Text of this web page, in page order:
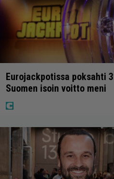
Eurojackpotissa poksahti
Suomen isoin voitto meni